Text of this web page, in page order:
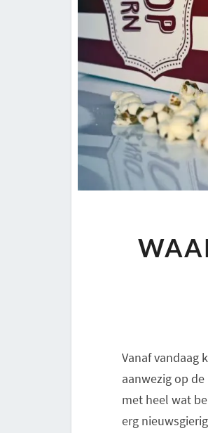
Vanaf vandaag
aanwezig op
met heel wat
erg